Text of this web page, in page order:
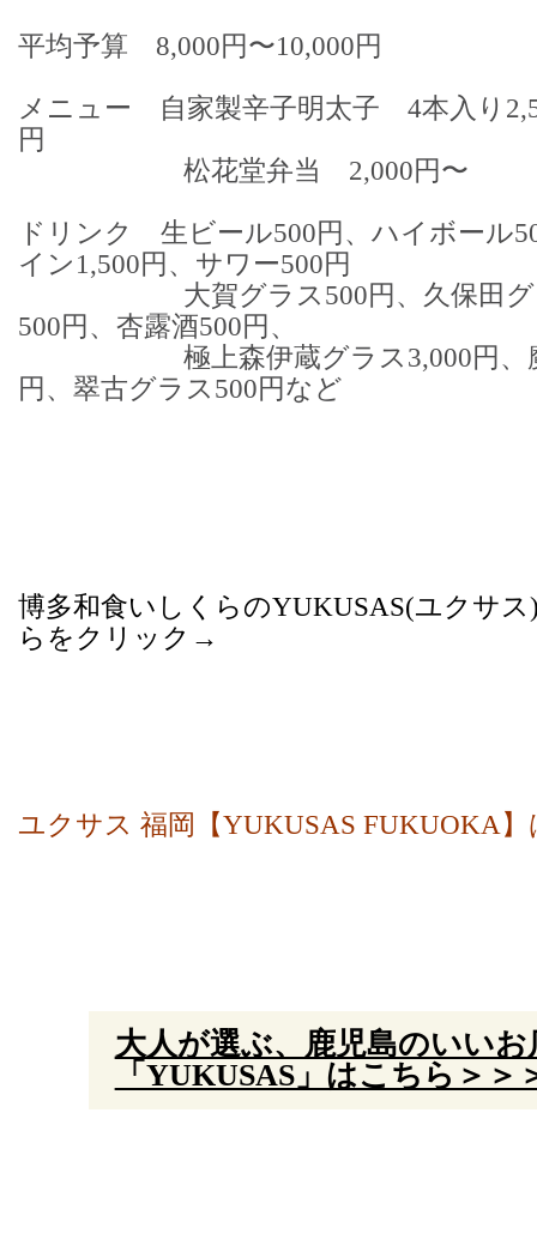
平均予算 8,000円〜10,000円
メニュー 自家製辛子明太子 4本入り
円
松花堂弁当 2,000円〜
ドリンク 生ビール500円、ハイボール
イン1,500円、サワー500円
大賀グラス500円、久保田グラ
500円、杏露酒500円、
極上森伊蔵グラス3,000円、魔
円、翠古グラス500円など
博多和食いしくらのYUKUSAS(ユクサ
らをクリック→
ユクサス 福岡【YUKUSAS FUKUOKA
大人が選ぶ、鹿児島のいい
「YUKUSAS」はこちら＞＞